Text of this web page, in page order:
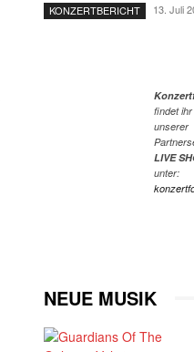
KONZERTBERICHT 13. Juli
findet
unserer
LIVE
unter:
NEUE MUSIK